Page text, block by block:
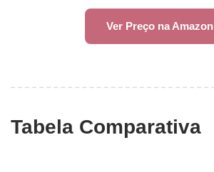
Ver Preço na Amazon
Tabela Comparativa